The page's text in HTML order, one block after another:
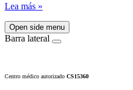
Lea más »
Open side menu
Barra lateral
Centro médico autorizado CS15360